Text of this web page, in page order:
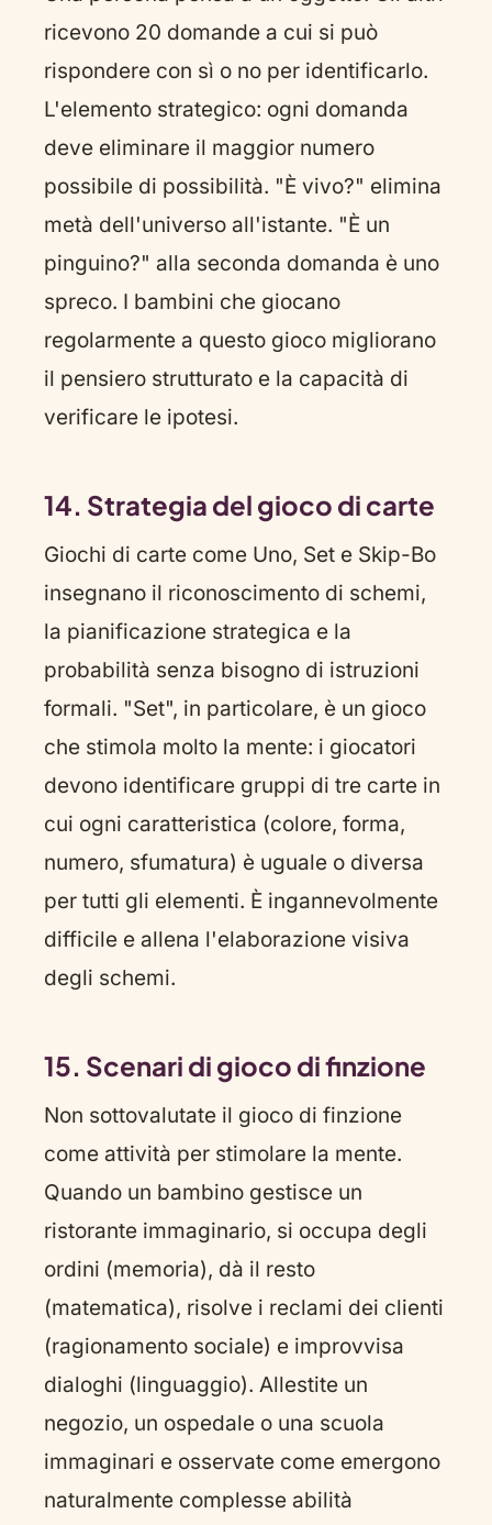
ricevono 20 domande a cui si può
rispondere con sì o no per identificarlo.
L'elemento strategico: ogni domanda
deve eliminare il maggior numero
possibile di possibilità. "È vivo?" elimina
metà dell'universo all'istante. "È un
pinguino?" alla seconda domanda è uno
spreco. I bambini che giocano
regolarmente a questo gioco migliorano
il pensiero strutturato e la capacità di
verificare le ipotesi.
14. Strategia del gioco di carte
Giochi di carte come Uno, Set e Skip-Bo
insegnano il riconoscimento di schemi,
la pianificazione strategica e la
probabilità senza bisogno di istruzioni
formali. "Set", in particolare, è un gioco
che stimola molto la mente: i giocatori
devono identificare gruppi di tre carte in
cui ogni caratteristica (colore, forma,
numero, sfumatura) è uguale o diversa
per tutti gli elementi. È ingannevolmente
difficile e allena l'elaborazione visiva
degli schemi.
15. Scenari di gioco di finzione
Non sottovalutate il gioco di finzione
come attività per stimolare la mente.
Quando un bambino gestisce un
ristorante immaginario, si occupa degli
ordini (memoria), dà il resto
(matematica), risolve i reclami dei clienti
(ragionamento sociale) e improvvisa
dialoghi (linguaggio). Allestite un
negozio, un ospedale o una scuola
immaginari e osservate come emergono
naturalmente complesse abilità